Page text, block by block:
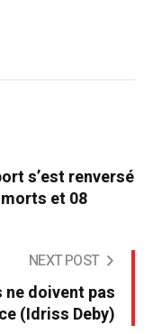
s’est renversé
et 08
NEXT POST
doivent pas
(Idriss Deby)